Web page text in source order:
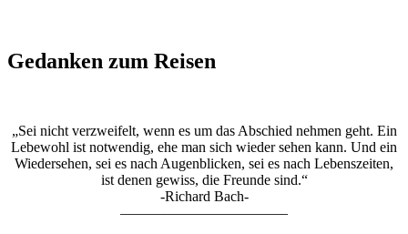
Gedanken zum Reisen
„Sei nicht verzweifelt, wenn es um das Abschied nehmen geht. Ein
Lebewohl ist notwendig, ehe man sich wieder sehen kann. Und ein
Wiedersehen, sei es nach Augenblicken, sei es nach Lebenszeiten,
ist denen gewiss, die Freunde sind.“
-Richard Bach-
———————————–